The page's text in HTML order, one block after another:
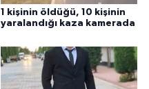
1 kişinin öldüğü, 10 kişinin
yaralandığı kaza kamerada